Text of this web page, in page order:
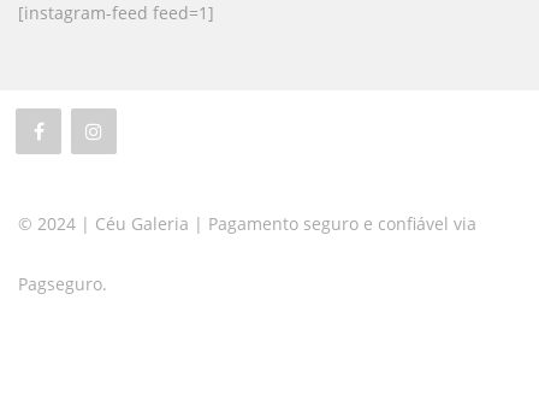
[instagram-feed feed=1]
© 2024 | Céu Galeria | Pagamento seguro e confiável via
Pagseguro.